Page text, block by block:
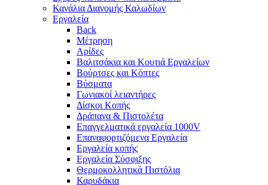
Κανάλια Διανομής Καλωδίων
Εργαλεία
Back
Μέτρηση
Αρίδες
Βαλιτσάκια και Κουτιά Εργαλείων
Βούρτσες και Κόπτες
Βύσματα
Γωνιακοί λειαντήρες
Δίσκοι Κοπής
Δράπανα & Πιστολέτα
Επαγγελματικά εργαλεία 1000V
Επαναφορτιζόμενα Εργαλεία
Εργαλεία κοπής
Εργαλεία Σύσφιξης
Θερμοκολλητικά Πιστόλια
Καρυδάκια